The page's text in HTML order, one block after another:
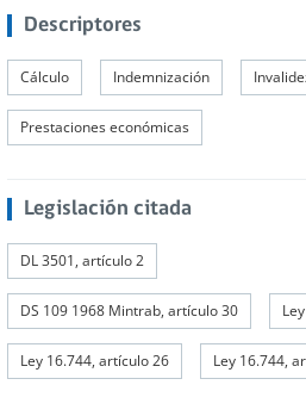
Descriptores
Cálculo Indemnización
Prestaciones económicas
Legislación citada
DL 3501, artículo 2
DS 109 1968 Mintrab, artículo 30
Ley 16.744, artículo 26 Ley 16.744,